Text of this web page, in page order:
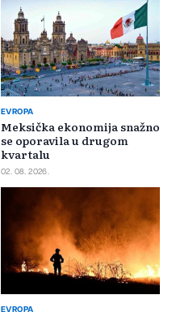
EVROPA
Meksička ekonomija snažno
se oporavila u drugom
kvartalu
02. 08. 2026.
EVROPA